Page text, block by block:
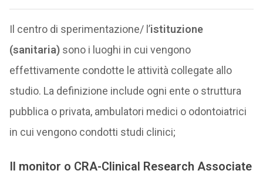
Il centro di sperimentazione/ l’istituzione
(sanitaria)sono i luoghi in cui vengono
effettivamente condotte le attività collegate allo
studio. La definizione include ogni ente o struttura
pubblica o privata, ambulatori medici o odontoiatrici
in cui vengono condotti studi clinici;
Il monitor o CRA-Clinical Research Associate